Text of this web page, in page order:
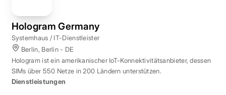
Hologram Germany
Systemhaus / IT-Dienstleister
Berlin, Berlin - DE
Hologram ist ein amerikanischer IoT-Konnektivitätsanbieter, dessen
SIMs über 550 Netze in 200 Ländern unterstützen.
Dienstleistungen